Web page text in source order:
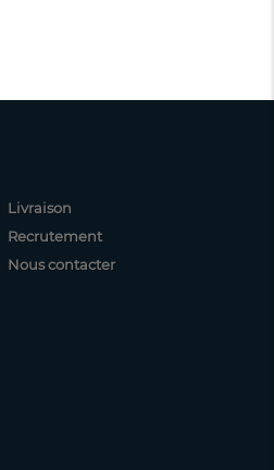
Livraison
Recrutement
Nous contacter